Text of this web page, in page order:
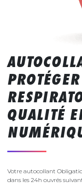
QUALITÉ
Votre autocollant
dans les 24h ouvrés